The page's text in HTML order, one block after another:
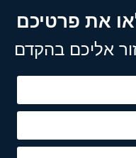
את פרטיכם
אליכם בהקדם